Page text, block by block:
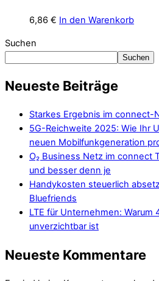
6,86 € In den Warenkorb
Suchen
Suchen
Neueste Beiträge
Starkes Ergebnis im connect-
5G-Reichweite 2025: Wie Ihr
neuen Mobilfunkgeneration
O₂ Business Netz im connect
und besser denn je
Handykosten steuerlich
Bluefriends
LTE für Unternehmen: Warum
unverzichtbar ist
Neueste Kommentare